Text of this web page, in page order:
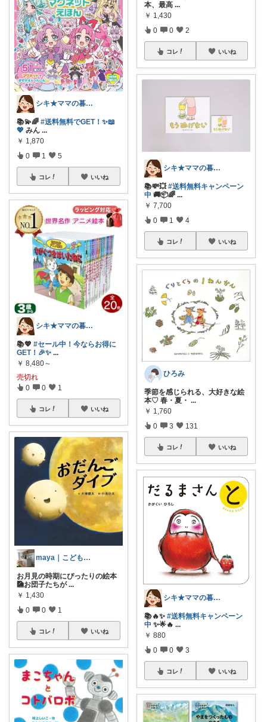
シキ★ママの暮らし、キッズ
📚💫🌈 #送料無料でGET！✨📖
💖 みん ...
￥ 1,870
0 1 5
コレ いいね
シキ★ママの暮らし、キッズ
📚💖 #セール中！今ならお得に
GET！🎉✨ ...
￥ 8,480～
売切れ
0 0 1
コレ いいね
maya｜こどもと快適に暮らす🍃
お月見の時期にぴったりの絵本
🎑お団子たちが ...
￥ 1,430
0 0 1
コレ いいね
本、最高 ...
￥ 1,430
0 0 2
コレ いいね
シキ★ママの暮らし、キッズ
📚💸💥#送料無料キャンペーン
中 🚚📦🌈 ...
￥ 7,700
0 1 4
コレ いいね
ひろみ
季節を感じられる、大好きな絵
本♡ 春・夏・ ...
￥ 1,760
0 3 131
コレ いいね
シキ★ママの暮らし、キッズ
📚🔥✨ #送料無料キャンペーン
中 ✨🌟🔥 ...
￥ 880
0 0 3
コレ いいね